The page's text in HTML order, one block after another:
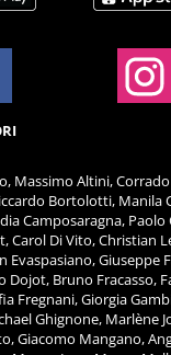
Massimo Altini,
Bortolotti, Manila
Camposaragna, Paolo
Carol Di Vito, Christian
Evaspasiano, Giuseppe
Dojot, Bruno Fracasso,
Fregnani, Giorgia
Ghignone, Marlène
Giacomo Mangano,